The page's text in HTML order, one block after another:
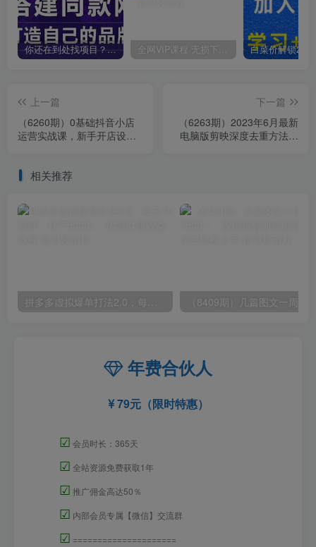
你还在到处找项目？还在当韭菜？我靠卖项目一个月收入5万+，曾经我也是个失败者。 全网VIP课程 无损下载~
上一篇
（6260期）0基础抖音小店
运营实战课，新手开店设置
下一篇
（6263期）2023年6月最新
电脑版剪映深度去重方法，
相关推荐
年费合伙人
79元（限时特惠）
☑ 会员时长：365天
☑ 全站资源免费获取1年
☑ 推广佣金高达50％
☑ 内部会员专属【微信】交流群
☑ =====================